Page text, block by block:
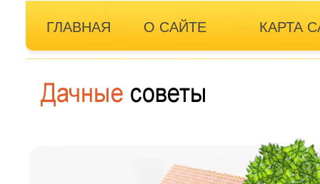
ГЛАВНАЯ О САЙТЕ КАРТА